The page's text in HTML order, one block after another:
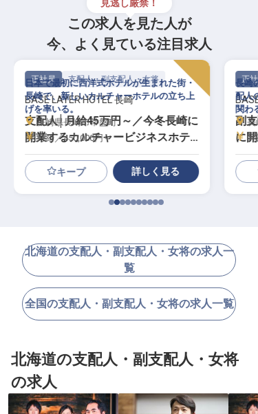
見逃し厳禁！
この求人を見た人が
今、よく見ている注目求人
正社員 支配人・副支配人・女将
BASE LAYER HOTEL 長崎
支配人│月給45万円～／今冬長崎に
開業するカルチャービジネスホテ
ル／立ち上げの中核を担う
日本で最初に西洋式ホテルが生まれた街・
長崎で、新しいカルチャーホテルの立ち上
げを率いる。
長崎県長崎市常盤町
月給／450,000円～
キープ 詳しく見る
正社
副
に
テ
げに
長崎
配人
関わ
長
月
北海道の支配人・副支配人・女将の求人一
覧
全国の支配人・副支配人・女将の求人一覧
北海道の支配人・副支配人・女将
の求人